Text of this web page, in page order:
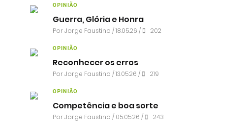
OPINIÃO
Guerra, Glória e Honra
PorJorge Faustino / 18.05.26 / 202
OPINIÃO
Reconhecer os erros
PorJorge Faustino / 13.05.26 / 219
OPINIÃO
Competência e boa sorte
PorJorge Faustino / 05.05.26 / 243